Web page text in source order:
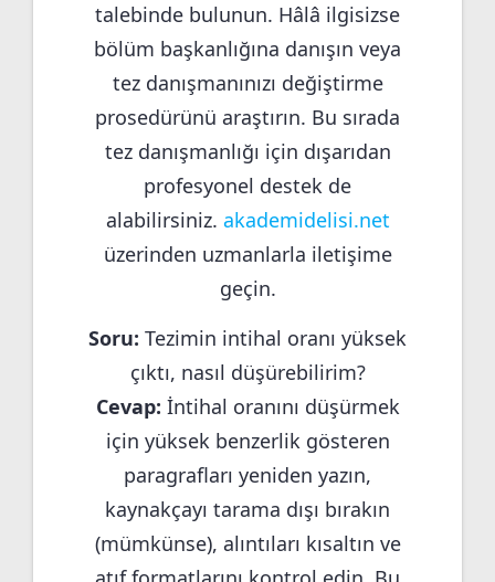
talebinde bulunun. Hâlâ ilgisizse
bölüm başkanlığına danışın veya
tez danışmanınızı değiştirme
prosedürünü araştırın. Bu sırada
tez danışmanlığı için dışarıdan
profesyonel destek de
alabilirsiniz. akademidelisi.net
üzerinden uzmanlarla iletişime
geçin.
Soru: Tezimin intihal oranı yüksek
çıktı, nasıl düşürebilirim?
Cevap: İntihal oranını düşürmek
için yüksek benzerlik gösteren
paragrafları yeniden yazın,
kaynakçayı tarama dışı bırakın
(mümkünse), alıntıları kısaltın ve